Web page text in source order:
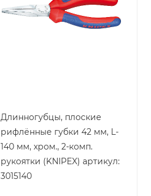
Длинногубцы, плоские
рифлённые губки 42 мм, L-
140 мм, хром., 2-комп.
рукоятки (KNIPEX) артикул:
3015140